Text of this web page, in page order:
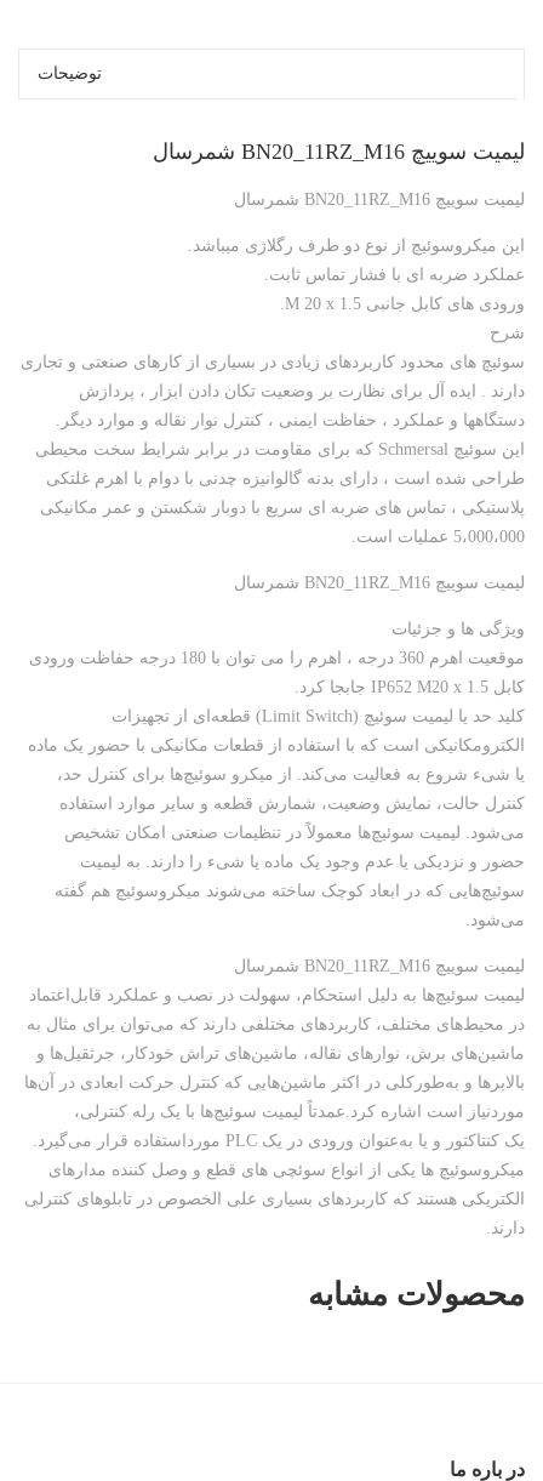
توضیحات
لیمیت سوییچ BN20_11RZ_M16 شمرسال
لیمیت سوییچ BN20_11RZ_M16 شمرسال
این میکروسوئیچ از نوع دو طرف رگلاژی میباشد.
عملکرد ضربه ای با فشار تماس ثابت.
ورودی های کابل جانبی M 20 x 1.5.
شرح
سوئیچ های محدود کاربردهای زیادی در بسیاری از کارهای صنعتی و تجاری
دارند . ایده آل برای نظارت بر وضعیت تکان دادن ابزار ، پردازش
دستگاهها و عملکرد ، حفاظت ایمنی ، کنترل نوار نقاله و موارد دیگر.
این سوئیچ Schmersal که برای مقاومت در برابر شرایط سخت محیطی
طراحی شده است ، دارای بدنه گالوانیزه چدنی با دوام با اهرم غلتکی
پلاستیکی ، تماس های ضربه ای سریع با دوبار شکستن و عمر مکانیکی
5،000،000 عملیات است.
لیمیت سوییچ BN20_11RZ_M16 شمرسال
ویژگی ها و جزئیات
موقعیت اهرم 360 درجه ، اهرم را می توان با 180 درجه حفاظت ورودی
کابل IP652 M20 x 1.5 جابجا کرد.
کلید حد یا لیمیت سوئیچ (Limit Switch) قطعه‌ای از تجهیزات
الکترومکانیکی است که با استفاده از قطعات مکانیکی با حضور یک ماده
یا شی‌ء شروع به فعالیت می‌کند. از میکرو سوئیچ‌ها برای کنترل حد،
کنترل حالت، نمایش وضعیت، شمارش قطعه و سایر موارد استفاده
می‌شود. لیمیت سوئیچ‌ها معمولاً در تنظیمات صنعتی امکان تشخیص
حضور و نزدیکی یا عدم وجود یک ماده یا شی‌ء را دارند. به ليميت
سوئیچ‌هایی که در ابعاد کوچک ساخته می‌شوند ميکروسوئيچ هم گفته
می‌شود.
لیمیت سوییچ BN20_11RZ_M16 شمرسال
لیمیت سوئیچ‌ها به دلیل استحکام، سهولت در نصب و عملکرد قابل‌اعتماد
در محیط‌های مختلف، کاربردهای مختلفی دارند که می‌توان برای مثال به
ماشین‌های برش، نوار‌های نقاله، ماشین‌های تراش خودکار، جرثقیل‌ها و
بالابر‌ها و به‌طورکلی در اکثر ماشین‌هایی که کنترل حرکت ابعادی در آن‌ها
موردنیاز است اشاره کرد.عمدتاً لیمیت سوئیچ‌ها با یک رله کنترلی،
یک کنتاکتور و یا به‌عنوان ورودی در یک PLC مورداستفاده قرار می‌گیرد.
میکروسوئیچ ها یکی از انواع سوئچی های قطع و وصل کننده مدارهای
الکتریکی هستند که کاربردهای بسیاری علی الخصوص در تابلوهای کنترلی
دارند.
محصولات مشابه
در باره ما